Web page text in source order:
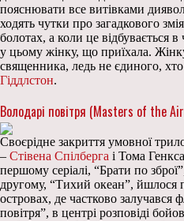
пояснювати все витівками
ходять чутки про загадкового
болотах, а коли це відбувається
у цьому жінку, що приїхала.
священника, ледь не єдиного, хто
Гіддлстон.
Володарі повітря (Masters of the
Своєрідне закриття умовної
– Стівена Спілберга і Тома
першому серіалі, “Брати по
другому, “Тихий океан”, йшлося
островах, де частково залучався
повітря”, в центрі розповіді